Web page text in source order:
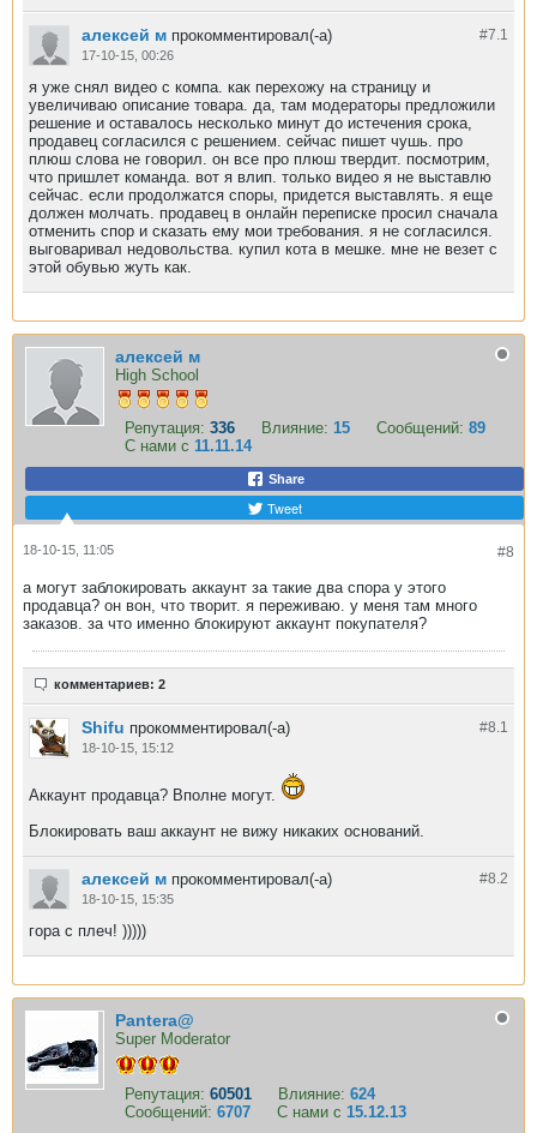
#7. 1
алексей м прокомментировал(-а)
17-10-15, 00:26
я уже снял видео с компа. как перехожу на страницу и
увеличиваю описание товара. да, там модераторы предложили
решение и оставалось несколько минут до истечения срока,
продавец согласился с решением. сейчас пишет чушь. про
плюш слова не говорил. он все про плюш твердит. посмотрим,
что пришлет команда. вот я влип. только видео я не выставлю
сейчас. если продолжатся споры, придется выставлять. я еще
должен молчать. продавец в онлайн переписке просил сначала
отменить спор и сказать ему мои требования. я не согласился.
выговаривал недовольства. купил кота в мешке. мне не везет с
этой обувью жуть как.
алексей м
High School
Репутация: 336 Влияние: 15 Сообщений: 89
С нами с 11.11.14
Share
Tweet
#8
18-10-15, 11:05
а могут заблокировать аккаунт за такие два спора у этого
продавца? он вон, что творит. я переживаю. у меня там много
заказов. за что именно блокируют аккаунт покупателя?
комментариев: 2
#8. 1
Shifu прокомментировал(-а)
18-10-15, 15:12
Аккаунт продавца? Вполне могут.
Блокировать ваш аккаунт не вижу никаких оснований.
#8. 2
алексей м прокомментировал(-а)
18-10-15, 15:35
гора с плеч! )))))
Pantera@
Super Moderator
Репутация: 60501 Влияние: 624
Сообщений: 6707 С нами с 15.12.13